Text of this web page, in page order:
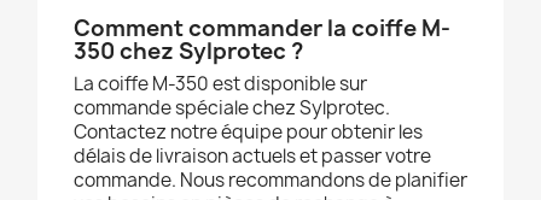
Comment commander la coiffe M-
350 chez Sylprotec ?
La coiffe M-350 est disponible sur
commande spéciale chez Sylprotec.
Contactez notre équipe pour obtenir les
délais de livraison actuels et passer votre
commande. Nous recommandons de planifier